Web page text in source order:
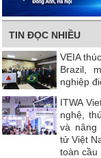
TIN ĐỌC NHIỀU
VEIA
Brazil,
nghiệp
ITWA
nghệ,
và nâng
tử Việt
toàn cầu